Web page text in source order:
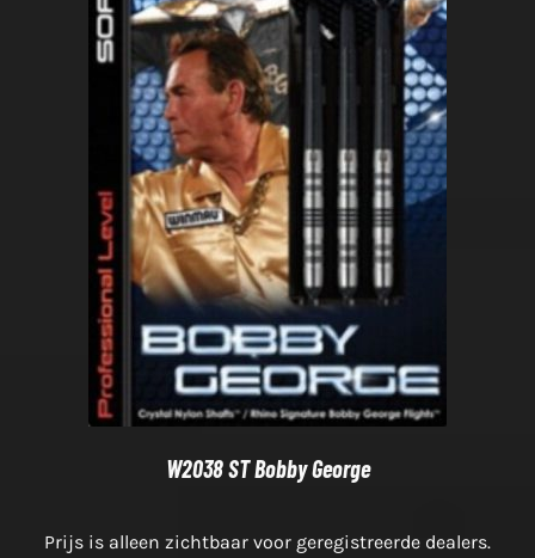
W2038 ST Bobby George
Prijs is alleen zichtbaar voor geregistreerde dealers.